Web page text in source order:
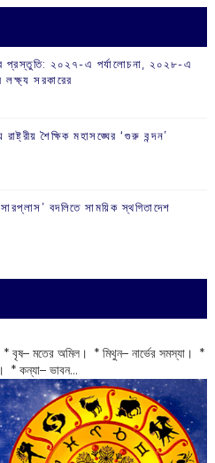
প্রস্তুতি: ২০২৭-এ পর্যালোচনা, ২০২৮-এ
সরকারের
শৈক্ষিক মহাসঙ্ঘের ‘গুরু বন্দন’
বদলিতে সাময়িক স্থগিতাদেশ
বৃষ– মতের অমিল। * মিথুন– নার্ভের সমস্যা। *
* কন্যা– ভাবন...